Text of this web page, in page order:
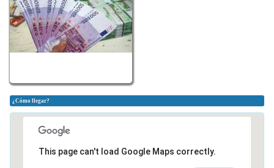
¿Cómo llegar?
This page can't load Google Maps correctly.